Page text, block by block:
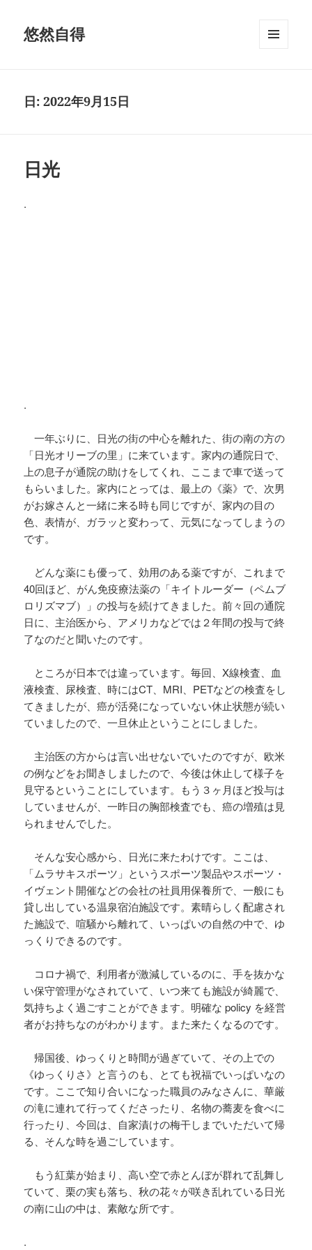
悠然自得
日:2022年9月15日
日光
.
.
一年ぶりに、日光の街の中心を離れた、街の南の方の
「日光オリーブの里」に来ています。家内の通院日で、
上の息子が通院の助けをしてくれ、ここまで車で送って
もらいました。家内にとっては、最上の《薬》で、次男
がお嫁さんと一緒に来る時も同じですが、家内の目の
色、表情が、ガラッと変わって、元気になってしまうの
です。
どんな薬にも優って、効用のある薬ですが、これまで
40回ほど、がん免疫療法薬の「キイトルーダー（ペムブ
ロリズマブ）」の投与を続けてきました。前々回の通院
日に、主治医から、アメリカなどでは２年間の投与で終
了なのだと聞いたのです。
ところが日本では違っています。毎回、X線検査、血
液検査、尿検査、時にはCT、 MRI、 PETなどの検査をし
てきましたが、癌が活発になっていない休止状態が続い
ていましたので、一旦休止ということにしました。
主治医の方からは言い出せないでいたのですが、欧米
の例などをお聞きしましたので、今後は休止して様子を
見守るということにしています。もう３ヶ月ほど投与は
していませんが、一昨日の胸部検査でも、癌の増殖は見
られませんでした。
そんな安心感から、日光に来たわけです。ここは、
「ムラサキスポーツ」というスポーツ製品やスポーツ・
イヴェント開催などの会社の社員用保養所で、一般にも
貸し出している温泉宿泊施設です。素晴らしく配慮され
た施設で、喧騒から離れて、いっぱいの自然の中で、ゆ
っくりできるのです。
コロナ禍で、利用者が激減しているのに、手を抜かな
い保守管理がなされていて、いつ来ても施設が綺麗で、
気持ちよく過ごすことができます。明確な policy を経営
者がお持ちなのがわかります。また来たくなるのです。
帰国後、ゆっくりと時間が過ぎていて、その上での
《ゆっくりさ》と言うのも、とても祝福でいっぱいなの
です。ここで知り合いになった職員のみなさんに、華厳
の滝に連れて行ってくださったり、名物の蕎麦を食べに
行ったり、今回は、自家漬けの梅干しまでいただいて帰
る、そんな時を過ごしています。
もう紅葉が始まり、高い空で赤とんぼが群れて乱舞し
ていて、栗の実も落ち、秋の花々が咲き乱れている日光
の南に山の中は、素敵な所です。
.